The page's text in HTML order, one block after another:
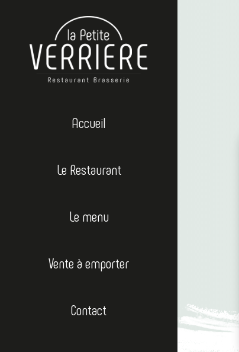
Accueil
Le Restaurant
Le menu
Vente à emporter
Contact